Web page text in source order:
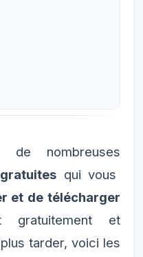
de nombreuses
qui vous
et de télécharger
et
tarder, voici les